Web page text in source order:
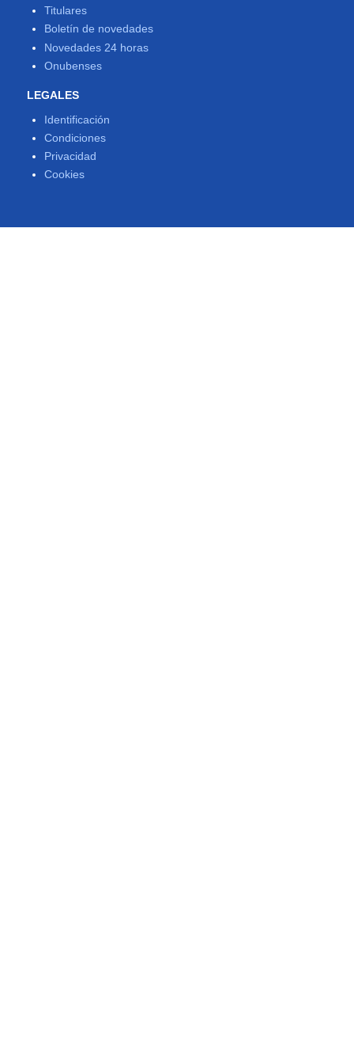
Titulares
Boletín de novedades
Novedades 24 horas
Onubenses
LEGALES
Identificación
Condiciones
Privacidad
Cookies